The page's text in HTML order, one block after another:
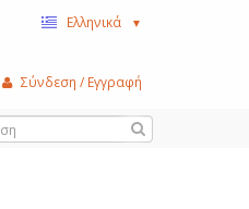
Ελληνικά ▼
Σύνδεση / Εγγραφή